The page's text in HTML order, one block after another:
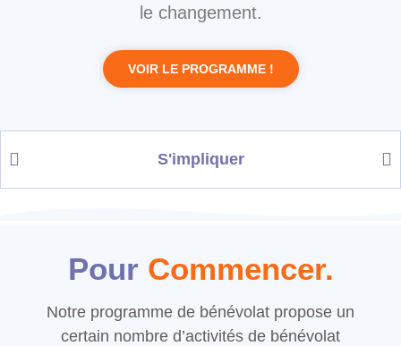
le changement.
VOIR LE PROGRAMME !
S'impliquer
Pour Commencer.
Notre programme de bénévolat propose un
certain nombre d’activités de bénévolat